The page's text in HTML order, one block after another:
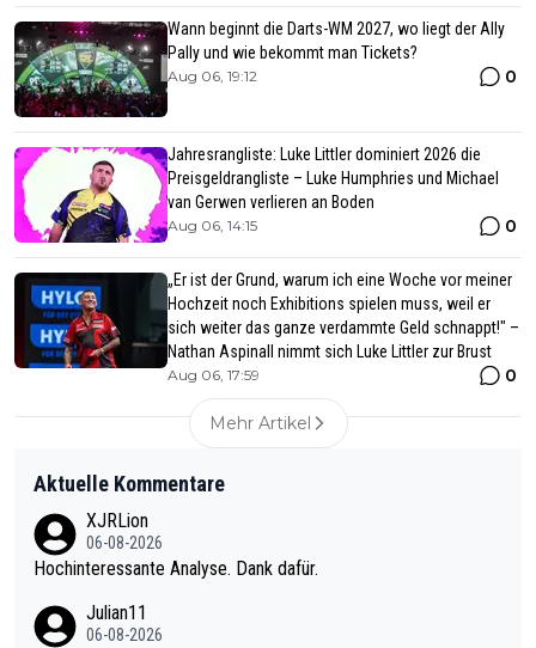
Wann beginnt die Darts-WM 2027, wo liegt der Ally
Pally und wie bekommt man Tickets?
Aug 06, 19:12 0
Jahresrangliste: Luke Littler dominiert 2026 die
Preisgeldrangliste – Luke Humphries und Michael
van Gerwen verlieren an Boden
Aug 06, 14:15 0
„Er ist der Grund, warum ich eine Woche vor meiner
Hochzeit noch Exhibitions spielen muss, weil er
sich weiter das ganze verdammte Geld schnappt!" –
Nathan Aspinall nimmt sich Luke Littler zur Brust
Aug 06, 17:59 0
Mehr Artikel
Aktuelle Kommentare
XJRLion
06-08-2026
Hochinteressante Analyse. Dank dafür.
Julian11
06-08-2026